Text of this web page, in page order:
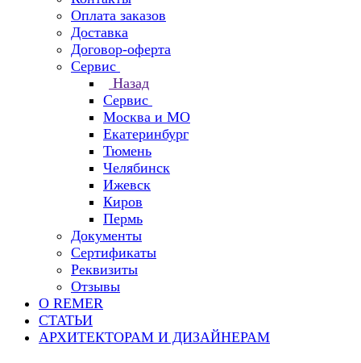
Оплата заказов
Доставка
Договор-оферта
Сервис
Назад
Сервис
Москва и МО
Екатеринбург
Тюмень
Челябинск
Ижевск
Киров
Пермь
Документы
Сертификаты
Реквизиты
Отзывы
О REMER
СТАТЬИ
АРХИТЕКТОРАМ И ДИЗАЙНЕРАМ